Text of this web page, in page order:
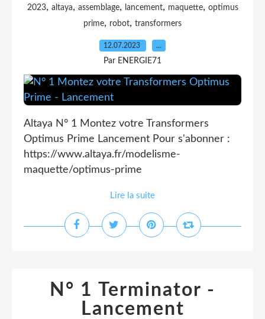
2023, altaya, assemblage, lancement, maquette, optimus
prime, robot, transformers
12.07.2023 …
Par ENERGIE71
Altaya N° 1 Montez votre Transformers
Optimus Prime Lancement Pour s'abonner :
https://www.altaya.fr/modelisme-
maquette/optimus-prime
Lire la suite
N° 1 Terminator -
Lancement